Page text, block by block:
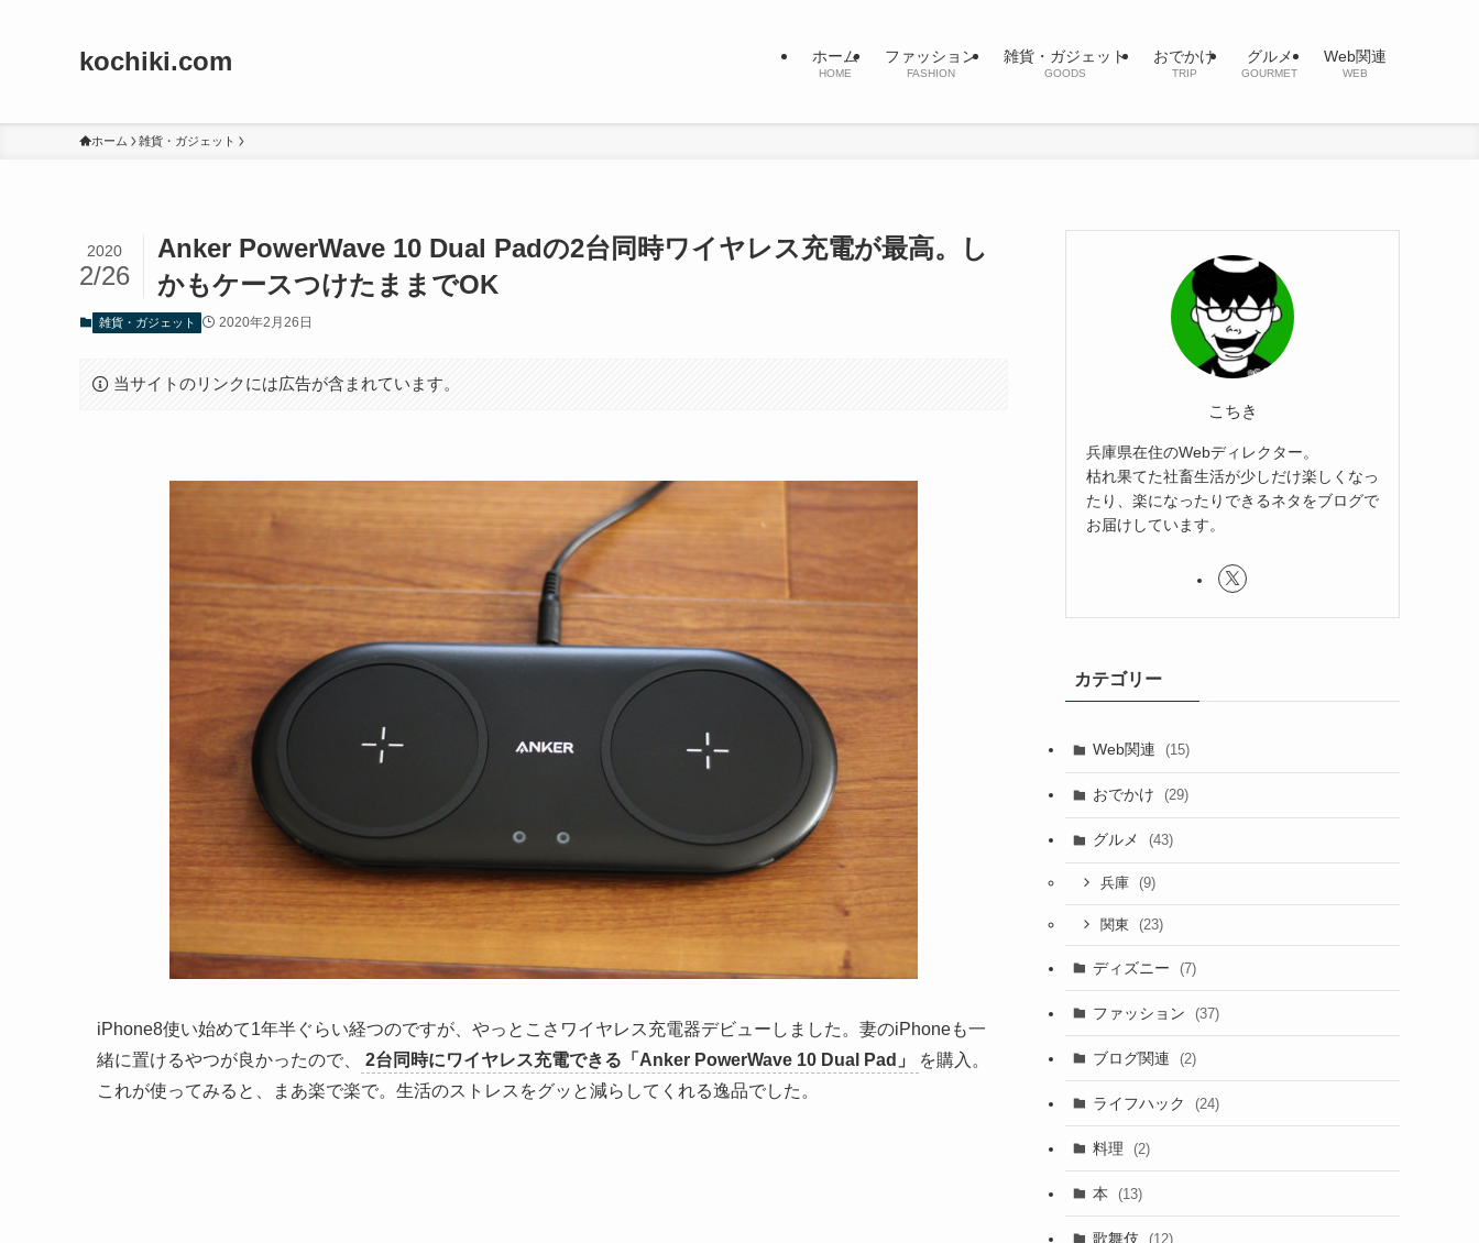
kochiki.com ホーム
HOME
ファッション
FASHION
雑貨・ガジェット
GOODS
おでかけ
TRIP
グルメ
GOURMET
Web関連
WEB
ホーム 雑貨・ガジェット
Anker PowerWave 10 Dual Padの2台同時ワイヤレス充電が最高。し
かもケースつけたままでOK
2020
2/26
雑貨・ガジェット 2020年2月26日
当サイトのリンクには広告が含まれています。
iPhone8使い始めて1年半ぐらい経つのですが、やっとこさワイヤレス充電器デビューしました。妻のiPhoneも一
緒に置けるやつが良かったので、
2台同時にワイヤレス充電できる「Anker PowerWave 10 Dual Pad」
を購入。
これが使ってみると、まあ楽で楽で。生活のストレスをグッと減らしてくれる逸品でした。
こちき
兵庫県在住のWebディレクター。
枯れ果てた社畜生活が少しだけ楽しくなっ
たり、楽になったりできるネタをブログで
お届けしています。
カテゴリー
Web関連 (15)
おでかけ (29)
グルメ (43)
兵庫 (9)
関東 (23)
ディズニー (7)
ファッション (37)
ブログ関連 (2)
ライフハック (24)
料理 (2)
本 (13)
歌舞伎 (12)